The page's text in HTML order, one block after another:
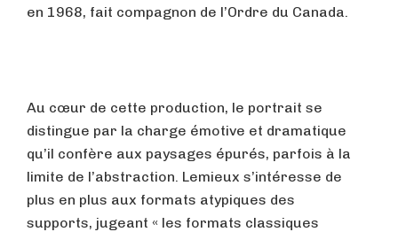
en 1968, fait compagnon de l’Ordre du Canada.
Au cœur de cette production, le portrait se
distingue par la charge émotive et dramatique
qu’il confère aux paysages épurés, parfois à la
limite de l’abstraction. Lemieux s’intéresse de
plus en plus aux formats atypiques des
supports, jugeant « les formats classiques